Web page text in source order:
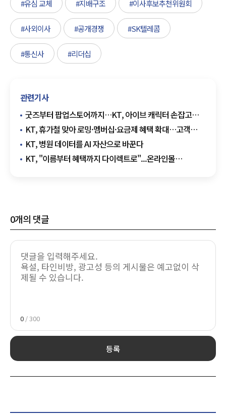
#유심 교체 #지배구조 #이사후보추천위원회
#사외이사 #공개경쟁 #SK텔레콤
#통신사 #리더십
관련기사
굿즈부터 팝업스토어까지…KT, 아이브 캐릭터 손잡고
고객 접점 확대
KT, 휴가철 맞아 로밍·멤버십·요금제 혜택 확대…고객
맞춤 지원 강화
KT, 병원 데이터를 AI 자산으로 바꾼다
KT, "이름부터 혜택까지 다이렉트로"...온라인몰
0개의 댓글
0 / 300
등록